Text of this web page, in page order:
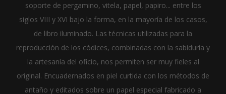
soporte de pergamino, vitela, papel, papiro... entre los
siglos VIII y XVI bajo la forma, en la mayoría de los casos,
de libro iluminado. Las técnicas utilizadas para la
reproducción de los códices, combinadas con la sabiduría y
la artesanía del oficio, nos permiten ser muy fieles al
original. Encuadernados en piel curtida con los métodos de
antaño y editados sobre un papel especial fabricado a